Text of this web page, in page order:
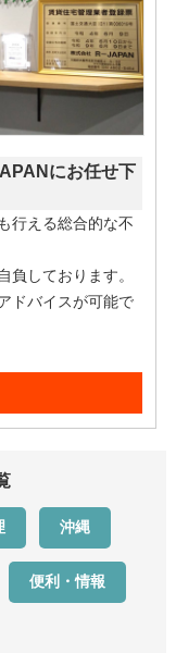
にお任せ下
行える総合的な不
負しております。
ドバイスが可能で
沖縄
便利・情報